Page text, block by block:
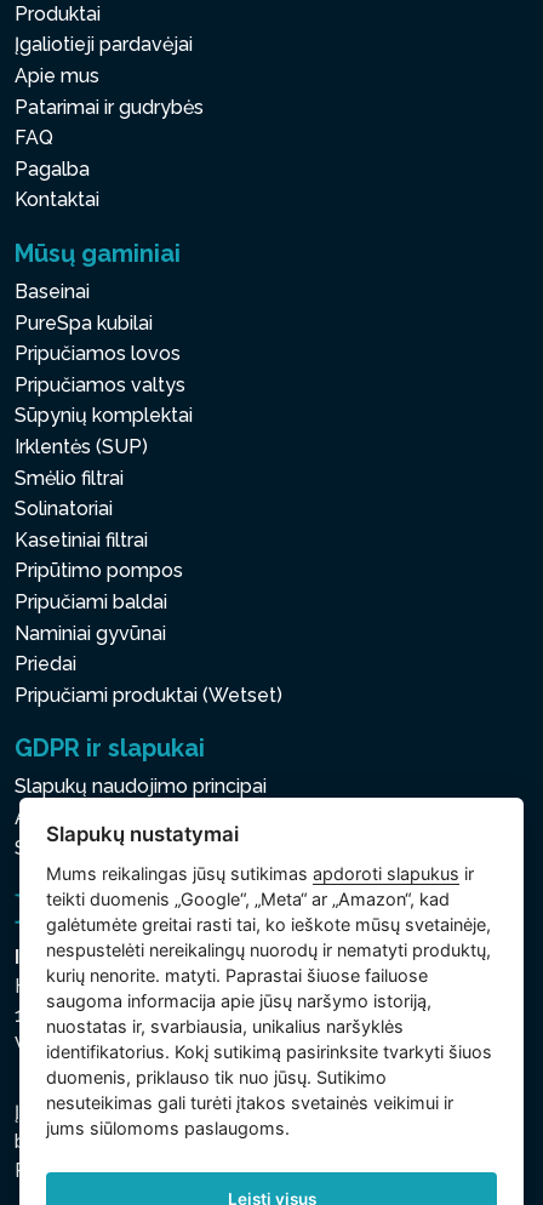
Produktai
Įgaliotieji pardavėjai
Apie mus
Patarimai ir gudrybės
FAQ
Pagalba
Kontaktai
Mūsų gaminiai
Baseinai
PureSpa kubilai
Pripučiamos lovos
Pripučiamos valtys
Sūpynių komplektai
Irklentės (SUP)
Smėlio filtrai
Solinatoriai
Kasetiniai filtrai
Pripūtimo pompos
Pripučiami baldai
Naminiai gyvūnai
Priedai
Pripučiami produktai (Wetset)
GDPR ir slapukai
Slapukų naudojimo principai
Asmens ir kitų tvarkomų duomenų apsaugos politika
Slapukų nustatymai
Intex Trading, s.r.o.
Hradecká 2526/3
130 00 Praha 3
Vinohrady - Česká republika
Įmonė įregistruota Prahos miesto teisme, C skyriuje,
bylos numeris 74759. regsitracijos numeris: 26150808,
PVM kodas: CZ26150808.
Slapukų nustatymai
Mums reikalingas jūsų sutikimasapdoroti slapukus ir
teikti duomenis „Google“, „Meta“ ar „Amazon“, kad
galėtumėte greitai rasti tai, ko ieškote mūsų svetainėje,
nespustelėti nereikalingų nuorodų ir nematyti produktų,
kurių nenorite. matyti. Paprastai šiuose failuose
saugoma informacija apie jūsų naršymo istoriją,
nuostatas ir, svarbiausia, unikalius naršyklės
identifikatorius. Kokį sutikimą pasirinksite tvarkyti šiuos
duomenis, priklauso tik nuo jūsų. Sutikimo
nesuteikimas gali turėti įtakos svetainės veikimui ir
jums siūlomoms paslaugoms.
Leisti visus